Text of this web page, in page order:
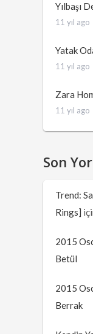
Yılbaşı
11 yıl ago
Yatak
11 yıl ago
Zara
11 yıl ago
Son
Trend:
Rings]
2015
Betül
2015
Berrak